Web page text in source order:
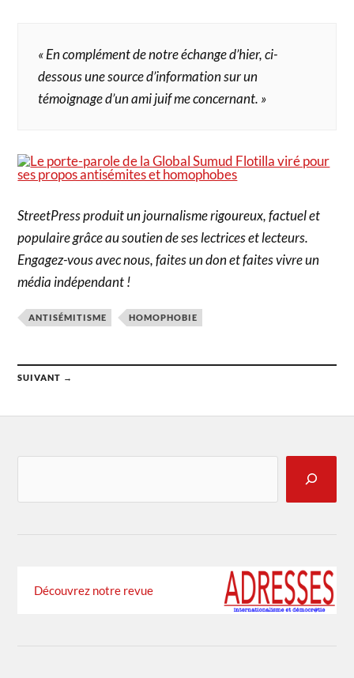
« En complément de notre échange d’hier, ci-
dessous une source d’information sur un
témoignage d’un ami juif me concernant. »
StreetPress produit un journalisme rigoureux, factuel et
populaire grâce au soutien de ses lectrices et lecteurs.
Engagez-vous avec nous, faites un don et faites vivre un
média indépendant !
ANTISÉMITISME HOMOPHOBIE
SUIVANT →
Découvrez notre revue